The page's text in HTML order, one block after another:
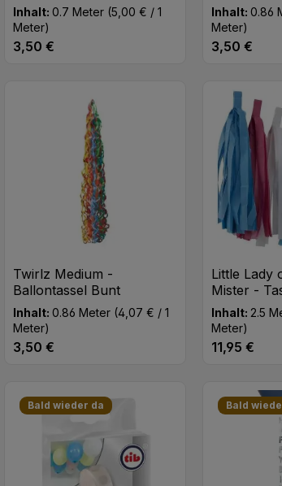
Inhalt:0.7 Meter (5,00 € / 1
Meter)
Regulärer Preis:
3,50 €
Produkt Anzahl: Gib den
Inhalt: 0.86
Meter)
Regulärer
3,50 €
Twirlz Medium -
Ballontassel Bunt
Inhalt:0.86 Meter (4,07 € / 1
Meter)
Regulärer Preis:
3,50 €
Produkt Anzahl: Gib den
Stk
Little Lady
Mister -
Inhalt: 2.5
Meter)
Regulärer
11,95 €
Bald wieder da Bald